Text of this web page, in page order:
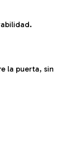
la puerta, sin